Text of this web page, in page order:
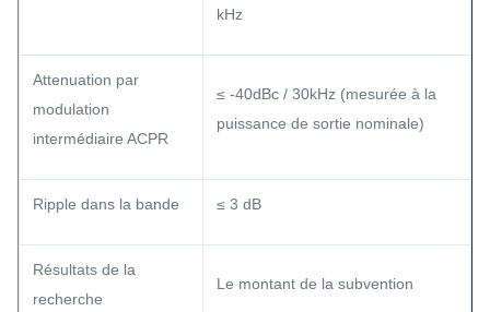
kHz
Attenuation par
modulation
intermédiaire ACPR
≤ -40dBc / 30kHz (mesurée à la
puissance de sortie nominale)
Ripple dans la bande ≤ 3 dB
Résultats de la
recherche
Le montant de la subvention